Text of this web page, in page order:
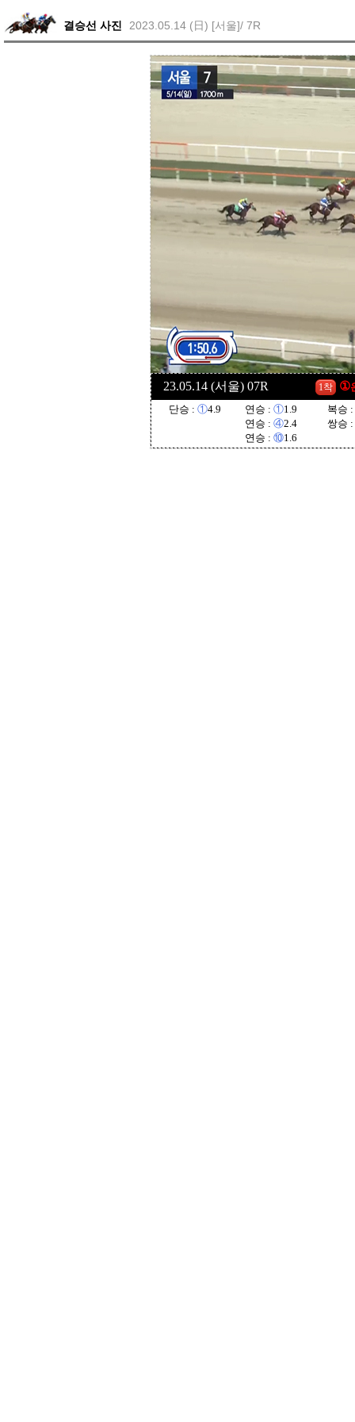
결승선 사진 2023.05.14 (日) [서울]/ 7R
23.05.14 (서울) 07R 1착 ①
단승 : ①4.9 연승 : ①1.9
연승 : ④2.4
연승 : ⑩1.6
복승 :
쌍승 :